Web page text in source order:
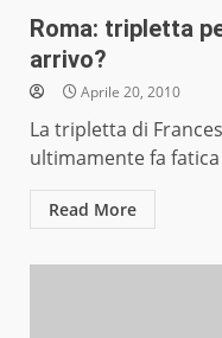
Roma: tripletta
arrivo?
Aprile 20, 2010
La tripletta di
ultimamente fa
Read More